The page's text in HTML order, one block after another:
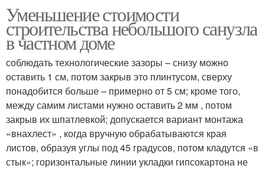
Уменьшение стоимости
строительства небольшого санузла
в частном доме
соблюдать технологические зазоры – снизу можно
оставить 1 см, потом закрыв это плинтусом, сверху
понадобится больше – примерно от 5 см; кроме того,
между самим листами нужно оставить 2 мм , потом
закрыв их шпатлевкой; допускается вариант монтажа
«внахлест» , когда вручную обрабатываются края
листов, образуя углы под 45 градусов, потом кладутся «в
стык»; горизонтальные линии укладки гипсокартона не